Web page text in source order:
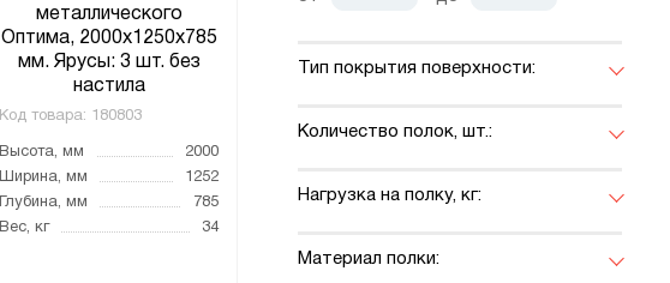
металлического
Оптима, 2000x1250x785
мм. Ярусы: 3 шт. без
настила
Код товара: 180803
Высота, мм
2000
Ширина, мм
1252
Глубина, мм
785
Вес, кг
34
Тип покрытия поверхности:
Количество полок, шт.:
Нагрузка на полку, кг:
Материал полки: